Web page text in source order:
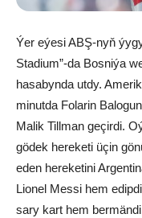
Ýer eýesi ABŞ-nyň
Stadium”-da Bosniýa
hasabynda utdy.
minutda Folarin
Malik Tillman geçirdi.
gödek hereketi üçin
eden hereketini
Lionel Messi hem
sary kart hem